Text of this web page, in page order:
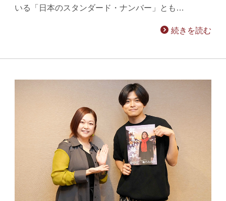
いる「日本のスタンダード・ナンバー」とも…
続きを読む